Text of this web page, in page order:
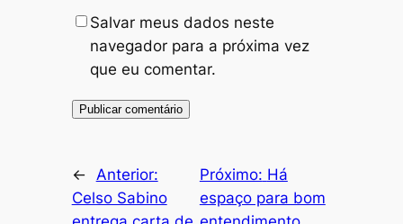
Salvar meus dados neste
navegador para a próxima vez
que eu comentar.
←
Anterior:
Celso Sabino
Próximo: Há
espaço para bom